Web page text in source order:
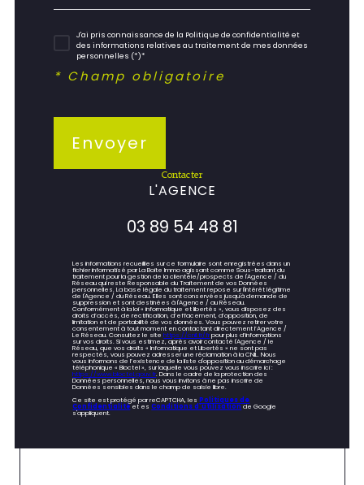
J'ai pris connaissance de la Politique de confidentialité et
des informations relatives au traitement de mes données
personnelles (*)*
* Champ obligatoire
Envoyer
contacter
L'AGENCE
03 89 54 48 81
Les informations recueillies sur ce formulaire sont enregistrées dans un
fichier informatisé par La Boite Immo agissant comme Sous-traitant du
traitement pour la gestion de la clientèle/prospects de l'Agence / du
Réseau qui reste Responsable du Traitement de vos Données
personnelles. La base légale du traitement repose sur l'intérêt légitime
de l'Agence / du Réseau. Elles sont conservées jusqu'à demande de
suppression et sont destinées à l'Agence / au Réseau.
Conformément à la loi « informatique et libertés », vous disposez des
droits d’accès, de rectification, d’effacement, d’opposition, de
limitation et de portabilité de vos données. Vous pouvez retirer votre
consentement à tout moment en contactant directement l’Agence /
Le Réseau. Consultez le sitehttps://cnil.fr/frpour plus d’informations
sur vos droits. Si vous estimez, après avoir contacté l'Agence / le
Réseau, que vos droits « Informatique et Libertés » ne sont pas
respectés, vous pouvez adresser une réclamation à la CNIL. Nous
vous informons de l’existence de la liste d'opposition au démarchage
téléphonique « Bloctel », sur laquelle vous pouvez vous inscrire ici :
https://www.bloctel.gouv.fr. Dans le cadre de la protection des
Données personnelles, nous vous invitons à ne pas inscrire de
Données sensibles dans le champ de saisie libre.
Ce site est protégé par reCAPTCHA, lesPolitiques de
Confidentialitéet esConditions d'utilisationde Google
s'appliquent.